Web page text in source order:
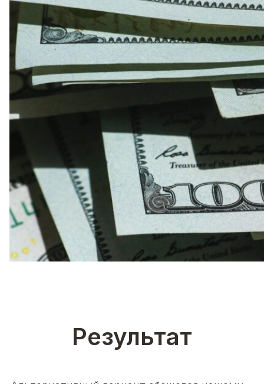
Результат